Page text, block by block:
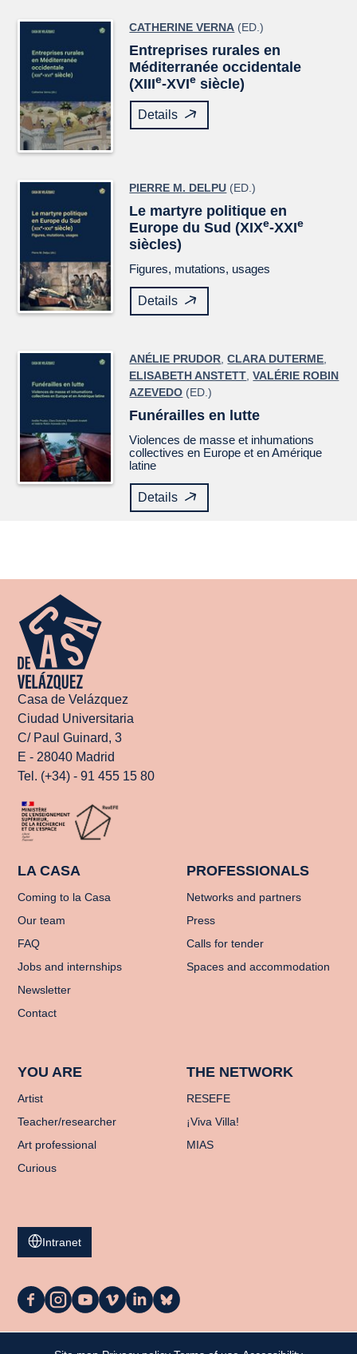
CATHERINE VERNA (ED.)
Entreprises rurales en
Méditerranée occidentale
(XIIIe-XVIe siècle)
Details
PIERRE M. DELPU (ED.)
Le martyre politique en
Europe du Sud (XIXe-XXIe
siècles)
Figures, mutations, usages
Details
ANÉLIE PRUDOR ,CLARA DUTERME
ELISABETH ANSTETT ,VALÉRIE ROBIN
AZEVEDO (ED.)
Funérailles en lutte
Violences de masse et inhumations
collectives en Europe et en Amérique
latine
Details
Casa de Velázquez
Ciudad Universitaria
C/ Paul Guinard, 3
E - 28040 Madrid
Tel. (+34) - 91 455 15 80
LA CASA
Coming to la Casa
Our team
FAQ
Jobs and internships
Newsletter
Contact
PROFESSIONALS
Networks and partners
Press
Calls for tender
Spaces and accommodation
YOU ARE
Artist
Teacher/researcher
Art professional
Curious
THE NETWORK
RESEFE
¡Viva Villa!
MIAS
Intranet
La
on
Facebook
La
on
Instagram
La
on
YouTube
La
on
Vimeo
La
on
LinkedIn
La
on
Bluesky